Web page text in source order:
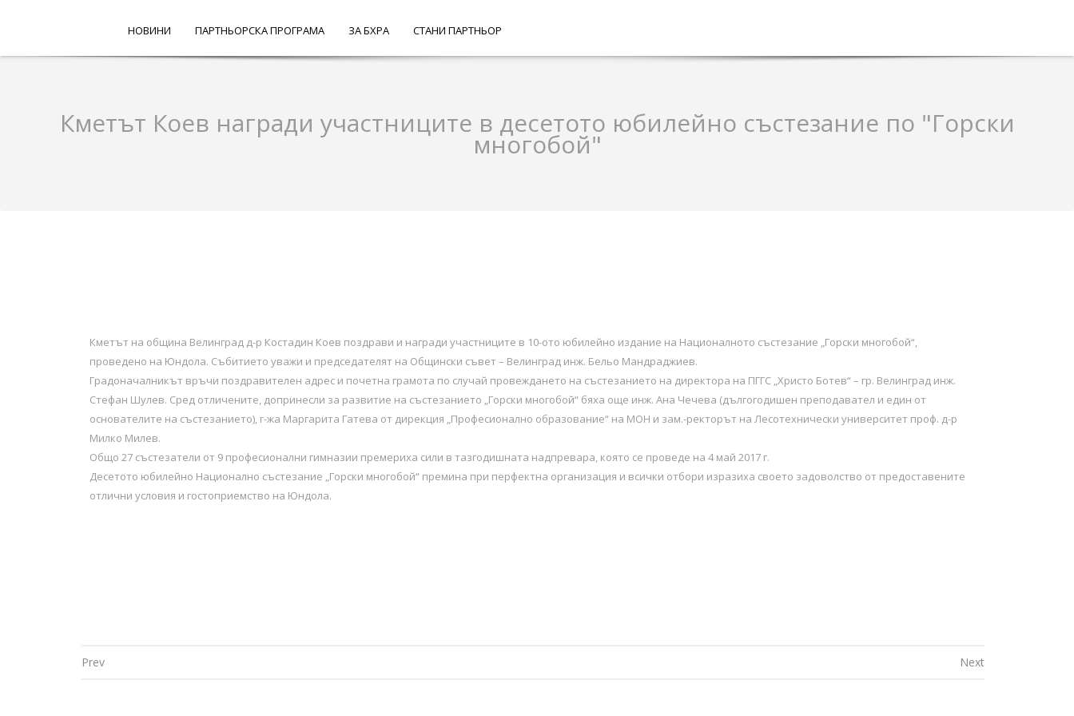
НОВИНИ ПАРТНЬОРСКА ПРОГРАМА ЗА БХРА СТАНИ ПАРТНЬОР
Кметът Коев награди участниците в десетото юбилейно състезание по "Горски
многобой"
Кметът на община Велинград д-р Костадин Коев поздрави и награди участниците в 10-ото юбилейно издание на Националното състезание „Горски многобой“,
проведено на Юндола. Събитието уважи и председателят на Общински съвет – Велинград инж. Бельо Мандраджиев.
Градоначалникът връчи поздравителен адрес и почетна грамота по случай провеждането на състезанието на директора на ПГГС „Христо Ботев“ – гр. Велинград инж.
Стефан Шулев. Сред отличените, допринесли за развитие на състезанието „Горски многобой“ бяха още инж. Ана Чечева (дългогодишен преподавател и един от
основателите на състезанието), г-жа Маргарита Гатева от дирекция „Професионално образование“ на МОН и зам.-ректорът на Лесотехнически университет проф. д-р
Милко Милев.
Общо 27 състезатели от 9 професионални гимназии премериха сили в тазгодишната надпревара, която се проведе на 4 май 2017 г.
Десетото юбилейно Национално състезание „Горски многобой“ премина при перфектна организация и всички отбори изразиха своето задоволство от предоставените
отлични условия и гостоприемство на Юндола.
Prev Next